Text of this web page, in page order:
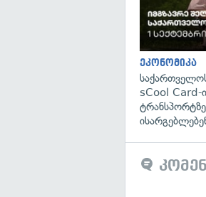
ეკონომიკა
sCool Card-